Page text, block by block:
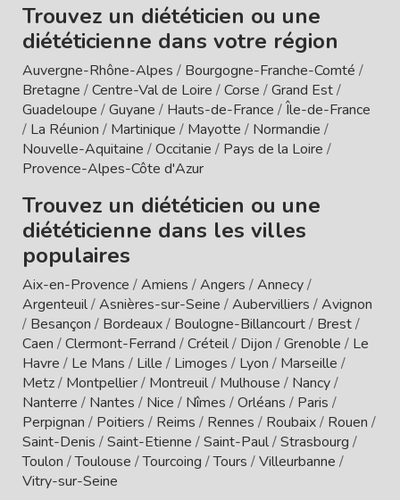
Trouvez un diététicien ou une
diététicienne dans votre région
Auvergne-Rhône-Alpes / Bourgogne-Franche-Comté /
Bretagne /Centre-Val de Loire /Corse /Grand Est/
Guadeloupe /Guyane / Hauts-de-France /Île-de-France
/ La Réunion / Martinique / Mayotte / Normandie /
Nouvelle-Aquitaine /Occitanie / Pays de la Loire /
Provence-Alpes-Côte d'Azur
Trouvez un diététicien ou une
diététicienne dans les villes
populaires
Aix-en-Provence /Amiens /Angers /Annecy/
Argenteuil/Asnières-sur-Seine /Aubervilliers /Avignon
/ Besançon / Bordeaux/ Boulogne-Billancourt/ Brest/
Caen /Clermont-Ferrand /Créteil/ Dijon /Grenoble / Le
Havre / Le Mans / Lille / Limoges / Lyon / Marseille /
Metz/ Montpellier/ Montreuil/ Mulhouse / Nancy/
Nanterre / Nantes / Nice / Nîmes /Orléans / Paris /
Perpignan / Poitiers / Reims / Rennes / Roubaix/ Rouen /
Saint-Denis /Saint-Etienne /Saint-Paul/Strasbourg /
Toulon /Toulouse /Tourcoing /Tours /Villeurbanne /
Vitry-sur-Seine